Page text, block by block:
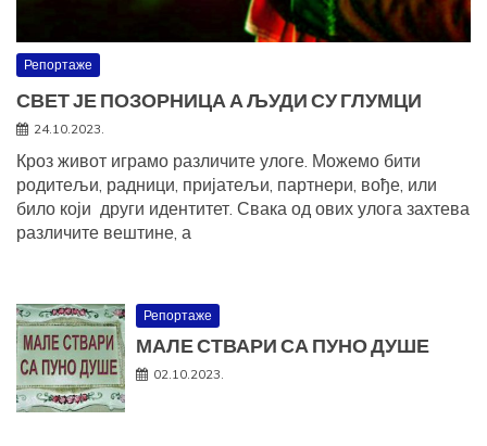
Репортаже
СВЕТ ЈЕ ПОЗОРНИЦА А ЉУДИ СУ ГЛУМЦИ
24.10.2023.
Кроз живот играмо различите улоге. Можемо бити
родитељи, радници, пријатељи, партнери, вође, или
било који други идентитет. Свака од ових улога захтева
различите вештине, а
Репортаже
МАЛЕ СТВАРИ СА ПУНО ДУШЕ
02.10.2023.